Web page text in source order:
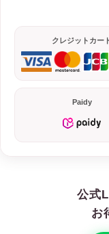
クレジットカー
Paidy
公式
お